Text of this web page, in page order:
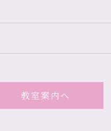
教室案内へ